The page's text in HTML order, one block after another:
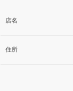
店名
住所